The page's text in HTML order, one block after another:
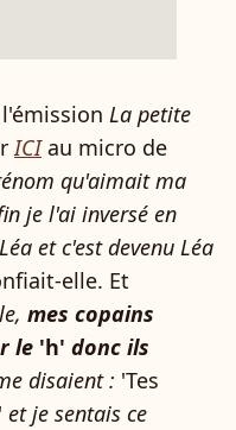
La petite
ICIau micro de
qu'aimait ma
je l'ai inversé en
et c'est devenu Léa
elle. Et
mes copains
le 'h' donc ils
disaient : 'Tes
et je sentais ce